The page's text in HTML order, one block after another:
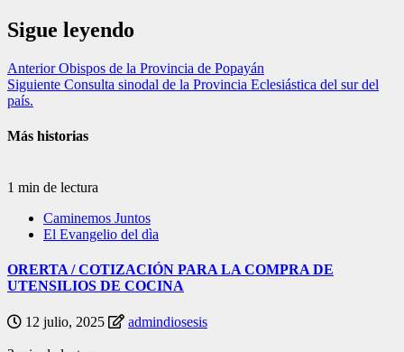
Sigue leyendo
AnteriorObispos de la Provincia de Popayán
Siguiente Consulta sinodal de la Provincia Eclesiástica del sur del
país.
Más historias
1 min de lectura
Caminemos Juntos
El Evangelio del dìa
ORERTA / COTIZACIÓN PARA LA COMPRA DE
UTENSILIOS DE COCINA
12 julio, 2025 admindiosesis